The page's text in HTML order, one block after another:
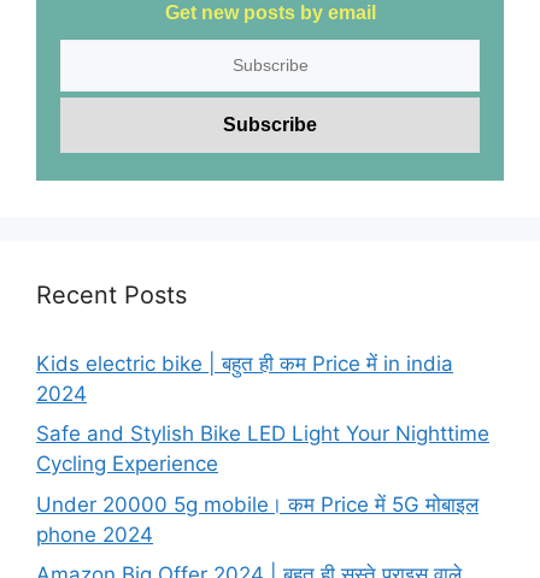
Get new posts by email
Recent Posts
Kids electric bike | बहुत ही कम Price में in india
2024
Safe and Stylish Bike LED Light Your Nighttime
Cycling Experience
Under 20000 5g mobile। कम Price में 5G मोबाइल
phone 2024